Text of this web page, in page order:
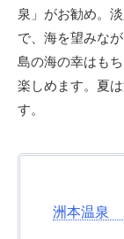
泉」がお勧め。
で、海を望みな
島の海の幸はも
楽しめます。夏
す。
洲本温泉